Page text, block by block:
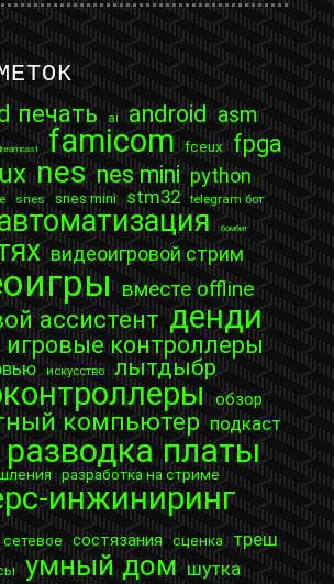
печать ai android asm
famicom fceux fpga
nes nes mini python
snes snes mini stm32 telegram бот
бомбит
видеоигровой стрим
вместе offline
ассистент денди
игровые контроллеры
искусство лытдыбр
обзор
компьютер подкаст
разводка платы
разработка на стриме
инжиниринг
сетевое состязания сценка треш
умный дом шутка